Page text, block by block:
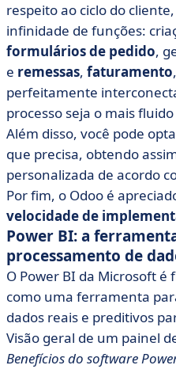
respeito ao ciclo do
infinidade de funções:
formulários de pedido,
e remessas, faturamento
perfeitamente
processo seja o mais
Além disso, você pode
que precisa, obtendo
personalizada de acordo
Por fim, o Odoo é
velocidade de
Power BI: a
processamento de
O Power BI da Microsoft
como uma ferramenta
dados reais e preditivos
Visão geral de um painel
Benefícios do software